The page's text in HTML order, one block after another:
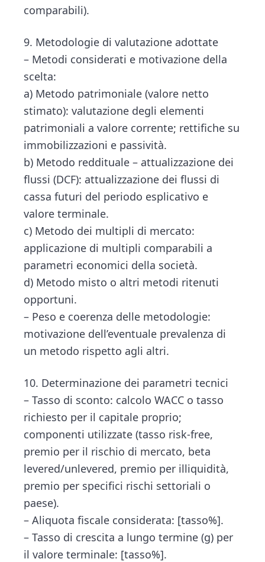
comparabili).
9. Metodologie di valutazione adottate
– Metodi considerati e motivazione della
scelta:
a) Metodo patrimoniale (valore netto
stimato): valutazione degli elementi
patrimoniali a valore corrente; rettifiche su
immobilizzazioni e passività.
b) Metodo reddituale – attualizzazione dei
flussi (DCF): attualizzazione dei flussi di
cassa futuri del periodo esplicativo e
valore terminale.
c) Metodo dei multipli di mercato:
applicazione di multipli comparabili a
parametri economici della società.
d) Metodo misto o altri metodi ritenuti
opportuni.
– Peso e coerenza delle metodologie:
motivazione dell’eventuale prevalenza di
un metodo rispetto agli altri.
10. Determinazione dei parametri tecnici
– Tasso di sconto: calcolo WACC o tasso
richiesto per il capitale proprio;
componenti utilizzate (tasso risk-free,
premio per il rischio di mercato, beta
levered/unlevered, premio per illiquidità,
premio per specifici rischi settoriali o
paese).
– Aliquota fiscale considerata: [tasso%].
– Tasso di crescita a lungo termine (g) per
il valore terminale: [tasso%].